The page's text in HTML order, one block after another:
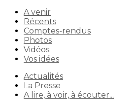
A venir
Récents
Comptes-rendus
Photos
Vidéos
Vos idées
Actualités
La Presse
A lire, à voir, à écouter...